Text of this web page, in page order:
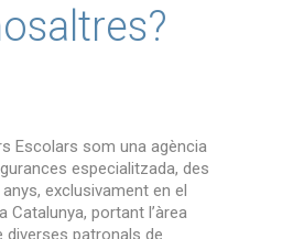
Escolars som una agència
especialitzada, des
exclusivament en el
Catalunya, portant l’àrea
diverses patronals de